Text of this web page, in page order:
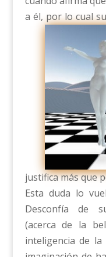
a él, por lo cual
justifica más que
Esta duda lo
Desconfía de
(acerca de la
inteligencia de